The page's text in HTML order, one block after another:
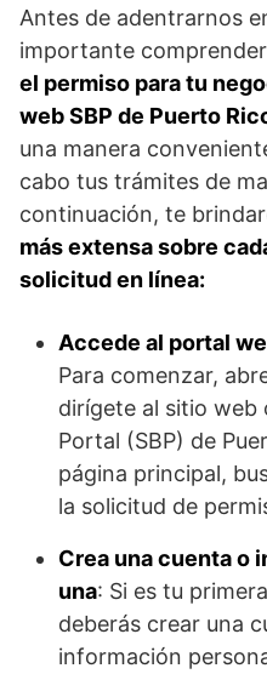
Antes de adentrarnos
importante
el permiso para tu
web SBP de Puerto
una manera
cabo tus trámites de
continuación, te
más extensa sobre
solicitud en línea:
Accede al portal
Para comenzar,
dirígete al sitio web
Portal (SBP) de
página principal,
la solicitud de
Crea una cuenta o
una: Si es tu
deberás crear una
información